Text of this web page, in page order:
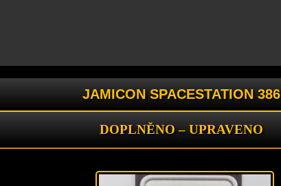
JAMICON SPACESTATION 386
DOPLNĚNO – UPRAVENO